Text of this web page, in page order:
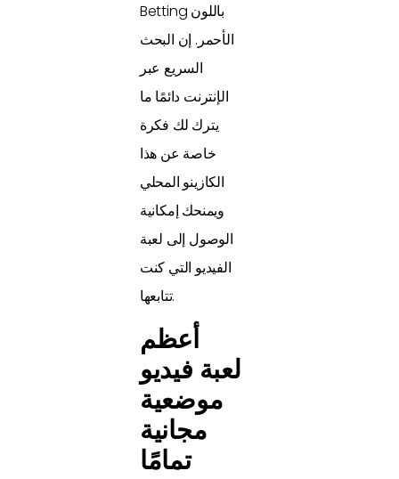
Betting باللون
الأحمر. إن البحث
السريع عبر
الإنترنت دائمًا ما
يترك لك فكرة
خاصة عن هذا
الكازينو المحلي
ويمنحك إمكانية
الوصول إلى لعبة
الفيديو التي كنت
تتابعها.
أعظم
لعبة فيديو
موضعية
مجانية
تمامًا